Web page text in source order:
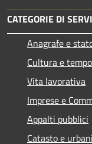
CATEGORIE DI
Anagrafe e
Cultura e
Vita lavorativa
Imprese e
Appalti pubblici
Catasto e